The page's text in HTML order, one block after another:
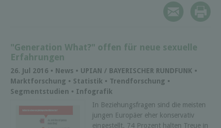
"Generation What?" offen für neue sexuelle
Erfahrungen
26. Jul 2016 • News • UPIAN / BAYERISCHER RUNDFUNK •
Marktforschung • Statistik • Trendforschung •
Segmentstudien • Infografik
In Beziehungsfragen sind die meisten
jungen Europäer eher konservativ
eingestellt. 74 Prozent halten Treue in